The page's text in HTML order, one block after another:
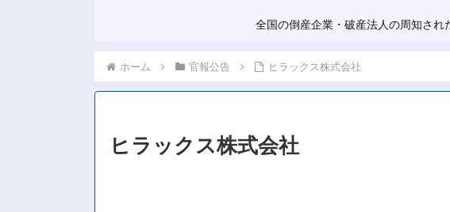
全国の倒産企業・破産法人の周知され
ホーム 官報公告 ヒラックス株式会社
ヒラックス株式会社